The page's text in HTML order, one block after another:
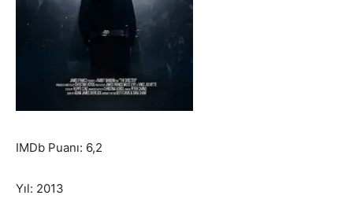
IMDb Puanı: 6,2
Yıl: 2013